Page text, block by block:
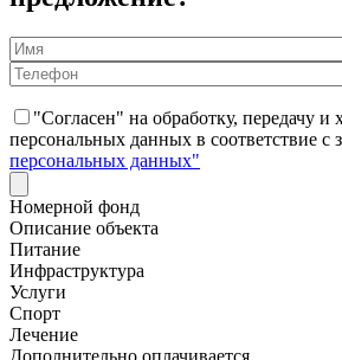
"Согласен" на обработку, передачу и
персональных данных в соответствие с
персональных данных"
Номерной фонд
Описание объекта
Питание
Инфраструктура
Услуги
Спорт
Лечение